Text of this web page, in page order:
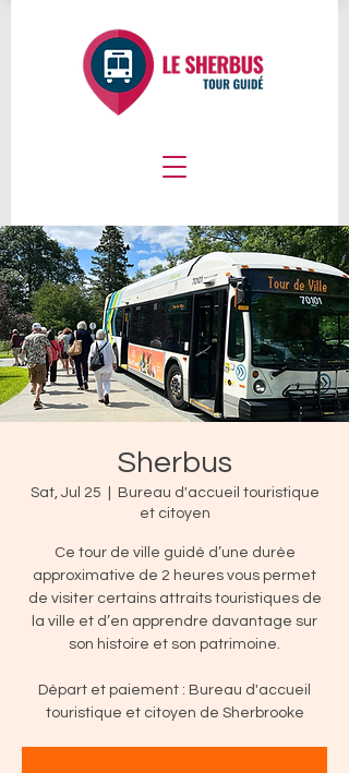
Sherbus
Sat, Jul 25
Bureau d'accueil touristique
et citoyen
Ce tour de ville guidé d’une durée
approximative de 2 heures vous permet
de visiter certains attraits touristiques de
la ville et d’en apprendre davantage sur
son histoire et son patrimoine.
Départ et paiement : Bureau d'accueil
touristique et citoyen de Sherbrooke